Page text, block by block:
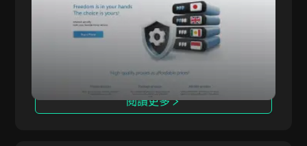
德國
TamilMV
Pinterest
TikTok
IP輪換
ALTPROXY 提供適用於各種規模企業的代理解決
方案，服務覆蓋超過100個國家，擁有2100萬個IP
地址。我們專注於提供私有（數據中心）和移動代
理，已經運營自2015年。
閱讀更多